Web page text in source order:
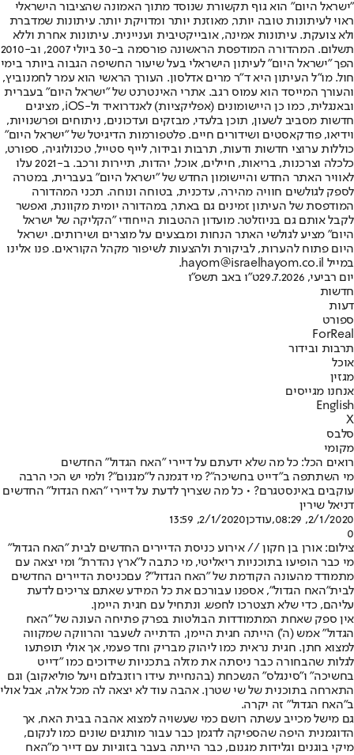
"ישראל היום" הוא גוף תקשורת שנוסד מתוך האמונה שהציבור הישראלי
ראוי לעיתונות טובה יותר, מאוזנת יותר ומדויקת יותר. עיתונות שמדברת
ולא צועקת. עיתונות אמינה, אובייקטיבית ועניינית. עיתונות אחרת וללא
תשלום. המהדורה המודפסת הראשונה פורסמה ב-30 ביולי 2007, וב-2010
הפך "ישראל היום" לעיתון הישראלי בעל שיעור החשיפה הגבוה ביותר בימי
חול. מו"ל העיתון היא ד"ר מרים אדלסון. העורך הראשי הוא עמר לחמנוביץ,
והעורך המייסד הוא עמוס רגב. אתרי האינטרנט של "ישראל היום" בעברית
ובאנגלית, כמו כן היישומונים (אפליקציות) לאנדרואיד ול-iOS, מציגים
חדשות מסביב לשעון, תוכן בלעדי, מבזקים ועדכונים, ניתוחים ופרשנויות,
וידיאו, פודקאסטים ושידורים חיים. פלטפורמות הדיגיטל של "ישראל היום"
כוללות ערוצי חדשות ודעות, תרבות ובידור, לייף סטייל, טכנולוגיה, ספורט,
כלכלה וצרכנות, בריאות, חיילים, אוכל, יהדות, תיירות ורכב. ב-2021 עלו
לאוויר האתר החדש והיישומון החדש של "ישראל היום" בעברית, במטרה
לספק לגולשים חוויה מהירה, עדכנית, בטוחה ונוחה. תכני המהדורה
המודפסת של העיתון זמינים גם באתר, במהדורה יומית מקוונת, ואפשר
לקבל אותם גם בניוזלטר. מועדון ההטבות הייחודי "הקליקה של ישראל
היום" מציע לגולשי האתר הנחות ומבצעים על מוצרים ושירותים. ישראל
היום פתוח להערות, לביקורת ולהצעות לשיפור מקהל הקוראים. פנו אלינו
במייל hayom@israelhayom.co.il.
יום רביעי, 29.7.2026
ט"ו באב תשפ"ו
חדשות
דעות
ספורט
ForReal
תרבות ובידור
אוכל
מגזין
אנחנו מגייסים
English
X
סלבס
מקומי
רואים הכל: כל מה שלא ידעתם על דיירי "האח הגדול" החדשים
מי השתתפה ב"דייט בחשיכה"? מי דגמנה ל"מגנום"? ולמי יש הכי הרבה
עוקבים באינסטגרם? • כל מה שצריך לדעת על דיירי "האח הגדול" החדשים
דניאל שירין
2/1/2020, 08:29
,עודכן2/1/2020, 13:59
0
צילום: אורן בן חקון // אירוע כניסת הדיירים החדשים לבית "האח הגדול"
מי כבר הופיעו בתוכניות ריאליטי, מי כתבה ל"ארץ נהדרת" ומי יצאה עם
מתמודד מהעונה הקודמת של "האח הגדול"? עםכניסת הדיירים החדשים
לבית"האח הגדול", אספנו עבורכם את כל המידע שאתם צריכים לדעת
עליהם, כדי שלא תצטרכו לחפש. ונתחיל עם חגית היימן.
אין ספק שאחת המתמודדות הבולטות בפרק פתיחה העונה של "האח
הגדול" אמש (ה') הייתה חגית היימן, הדתייה לשעבר והרווקה שמקווה
למצוא חתן. חגית נראית כמו ליהוק מבריק וחד פעמי, אך אולי תופתעו
לגלות שהבחורה כבר ניסתה את מזלה בתכניות שידוכים כמו "דייט
בחשיכה" ו"סינגלס" הנשכחת (בהנחיית עידו רוזנבלום ויעל פוליאקוב) וגם
התארחה בתוכנית של שי שטרן. אהבה עוד לא יצאה לה מכל אלה, אבל אולי
ב"האח הגדול" זה יקרה.
גם מישל מכייב עשתה רושם כמי שעשויה למצוא אהבה בבית האח, אך
הדוגמנית היפה שהספיקה לדגמן כבר עבור מותגים שונים כמו לנקום,
מיקי בוגנים וגלידות מגנום, כבר הייתה בעבר בזוגיות עם דייר מ"האח